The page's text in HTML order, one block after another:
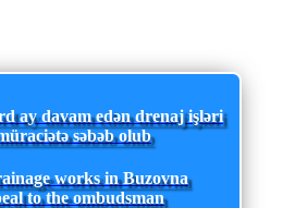
ay davam edən drenaj işləri
səbəb olub
works in Buzovna
to the ombudsman